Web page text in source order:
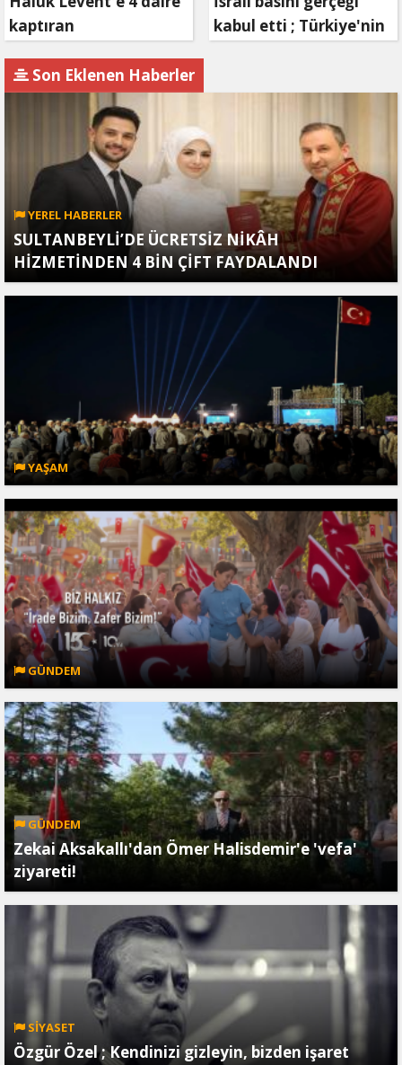
kaptıran
savcılıkta aldı
kabul etti ; Türkiye'nin
Son Eklenen Haberler
YEREL HABERLER
SULTANBEYLİ’DE ÜCRETSİZ NİKÂH
HİZMETİNDEN 4 BİN ÇİFT FAYDALANDI
YAŞAM
GÜNDEM
GÜNDEM
Zekai Aksakallı'dan Ömer Halisdemir'e 'vefa'
ziyareti!
SİYASET
Özgür Özel ; Kendinizi gizleyin, bizden işaret